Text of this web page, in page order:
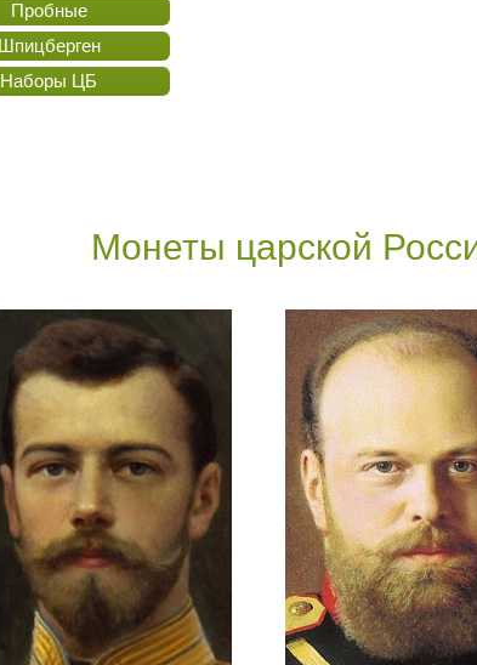
Пробные
Шпицберген
Наборы ЦБ
Монеты царской